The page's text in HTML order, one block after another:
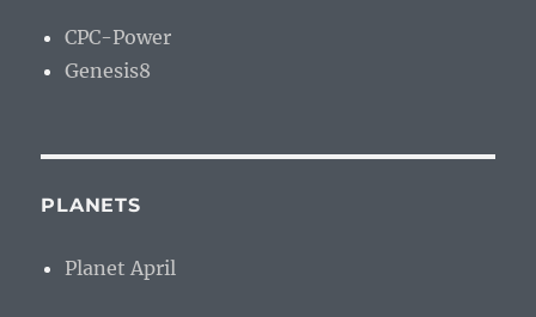
CPC-Power
Genesis8
PLANETS
Planet April